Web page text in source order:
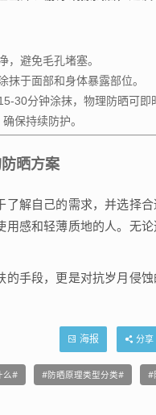
，避免毛孔堵塞。
抹于面部和身体暴露部位。
30分钟涂抹，物理防晒可即
保持续防护。
晒方案
了解自己的需求，并选择
感和轻薄质地的人。无
的手段，更是对抗岁月侵
海报 分享
么 防晒原理类型分类